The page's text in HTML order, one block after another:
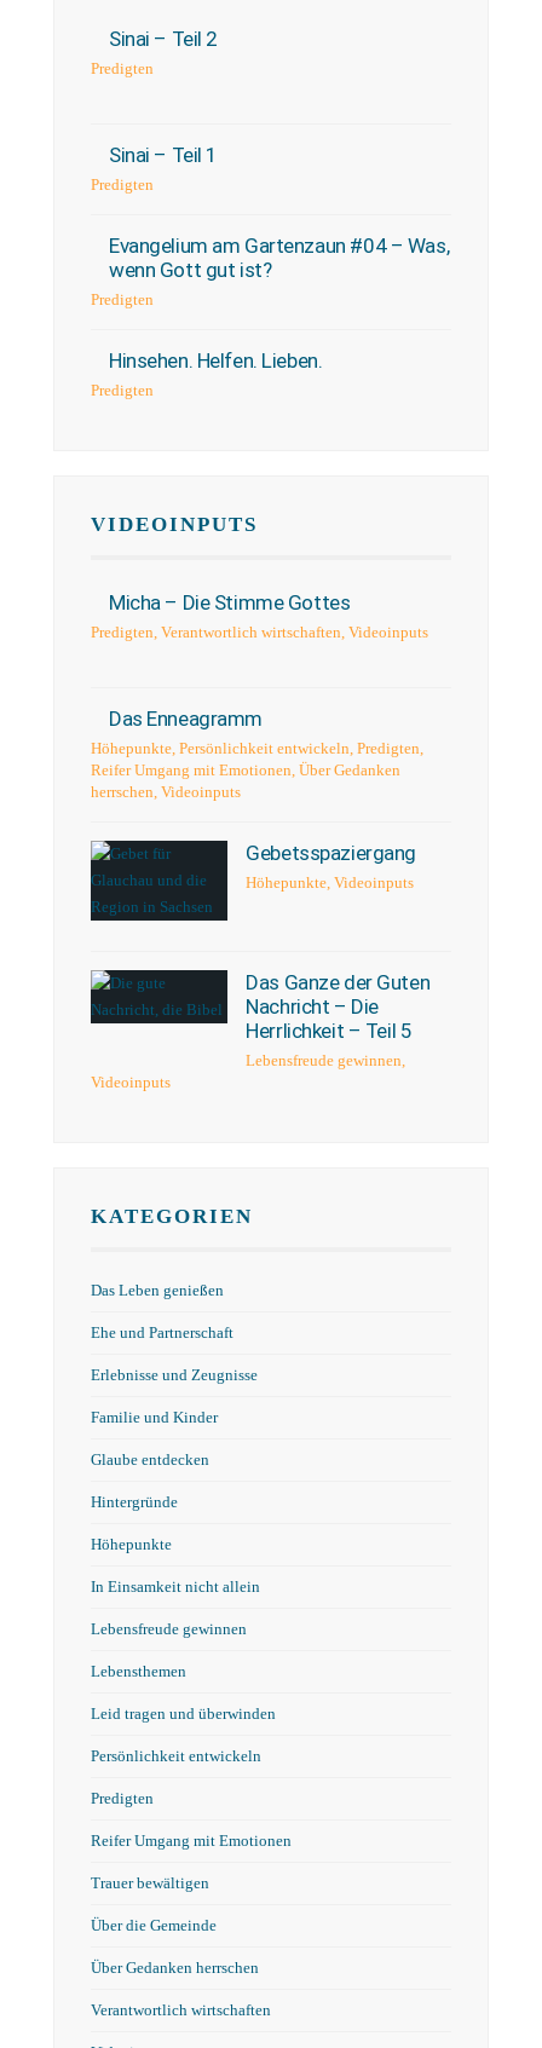
Sinai – Teil 2
Predigten
Sinai – Teil 1
Predigten
Evangelium am Gartenzaun #04 – Was,
wenn Gott gut ist?
Predigten
Hinsehen. Helfen. Lieben.
Predigten
VIDEOINPUTS
Micha – Die Stimme Gottes
Predigten, Verantwortlich wirtschaften, Videoinputs
Das Enneagramm
Höhepunkte, Persönlichkeit entwickeln, Predigten,
Reifer Umgang mit Emotionen, Über Gedanken
herrschen, Videoinputs
Gebetsspaziergang
Höhepunkte,Videoinputs
Das Ganze der Guten
Nachricht – Die
Herrlichkeit – Teil 5
Lebensfreude gewinnen,
Videoinputs
KATEGORIEN
Das Leben genießen
Ehe und Partnerschaft
Erlebnisse und Zeugnisse
Familie und Kinder
Glaube entdecken
Hintergründe
Höhepunkte
In Einsamkeit nicht allein
Lebensfreude gewinnen
Lebensthemen
Leid tragen und überwinden
Persönlichkeit entwickeln
Predigten
Reifer Umgang mit Emotionen
Trauer bewältigen
Über die Gemeinde
Über Gedanken herrschen
Verantwortlich wirtschaften